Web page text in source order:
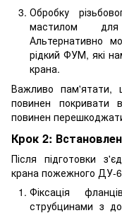
Обробку
мастилом для
Альтернативно
рідкий ФУМ, які
крана.
Важливо пам'ятати,
повинен покривати
повинен
Крок 2:
Після підготовки
крана пожежного ДУ-
Фіксація
струбцинами з